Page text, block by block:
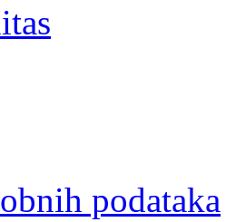
podataka